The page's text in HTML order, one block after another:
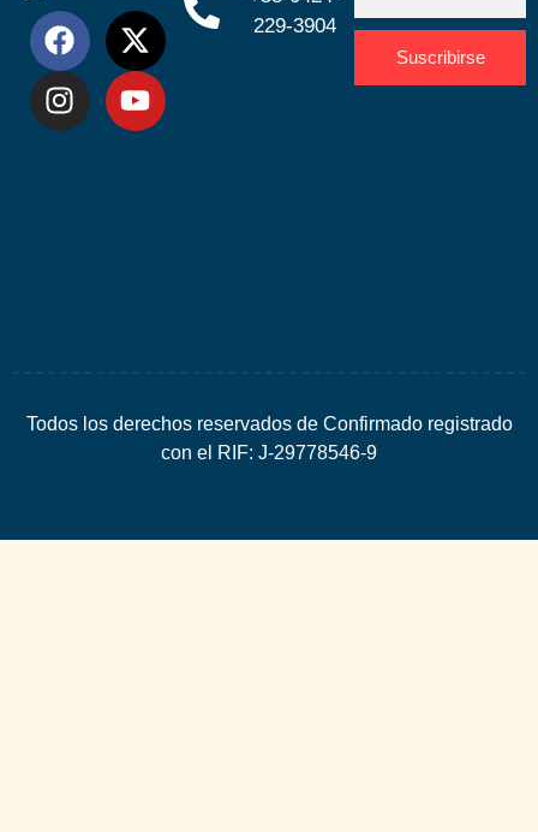
229-3904
Suscribirse
Todos los derechos reservados de Confirmado registrado
con el RIF: J-29778546-9